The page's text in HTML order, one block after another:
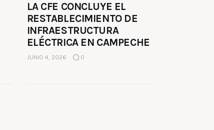
LA CFE CONCLUYE EL
RESTABLECIMIENTO DE
INFRAESTRUCTURA
ELÉCTRICA EN CAMPECHE
JUNIO 4, 2026 0